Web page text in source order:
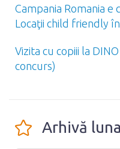
Campania Romania
Locaţii child friendly
Vizita cu copiii la
concurs)
Arhivă